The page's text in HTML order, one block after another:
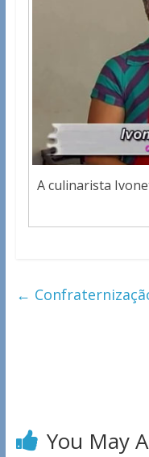
A culinarista
←
You May